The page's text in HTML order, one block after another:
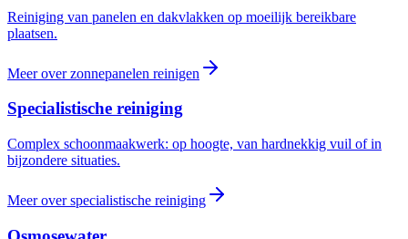
Reiniging van panelen en dakvlakken op moeilijk bereikbare
plaatsen.
Meer overzonnepanelen reinigen
Specialistische reiniging
Complex schoonmaakwerk: op hoogte, van hardnekkig vuil of in
bijzondere situaties.
Meer overspecialistische reiniging